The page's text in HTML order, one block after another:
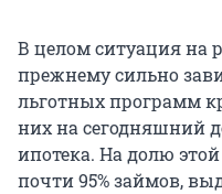
В целом ситуация на
прежнему сильно
льготных программ
них на сегодняшний
ипотека. На долю
почти 95% займов,